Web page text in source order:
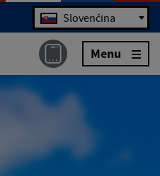
Jazyk Slovenčina
Menu